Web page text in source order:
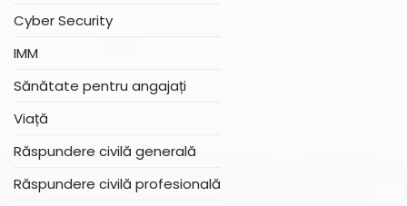
Cyber Security
IMM
Sănătate pentru angajați
Viață
Răspundere civilă generală
Răspundere civilă profesională